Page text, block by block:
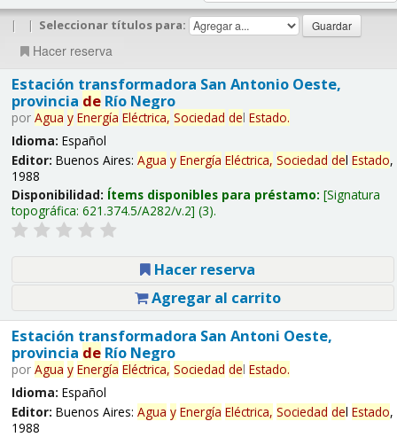
| | Seleccionar títulos para:
Hacer reserva
Estación transformadora San Antonio Oeste,
provincia deRío Negro
por Agua y Energía Eléctrica, Sociedad del Estado.
Idioma: Español
Editor: Buenos Aires: Agua y Energía Eléctrica, Sociedad del Estado,
1988
Disponibilidad: Ítems disponibles para préstamo: Signatura
topográfica: 621.374.5/A282/v.2 (3).
Hacer reserva
Agregar al carrito
Estación transformadora San Antoni Oeste,
provincia deRío Negro
por Agua y Energía Eléctrica, Sociedad del Estado.
Idioma: Español
Editor: Buenos Aires: Agua y Energía Eléctrica, Sociedad del Estado,
1988